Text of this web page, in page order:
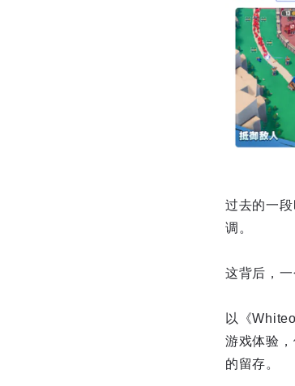
过去的一
调。
这背后，
以《
游戏体验
的留存。